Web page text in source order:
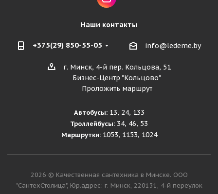
Наши контакты
+375(29) 850-55-05 info@ledeme.by
г. Минск, 4-й пер. Кольцова, 51
Бизнес-Центр "Кольцово"
Проложить маршрут
Автобусы:13, 24, 133
Троллейбусы: 34, 46, 53
Маршрутки:1053, 1153, 1024
2026 © Качественная сантехника в Минске. ООО
"СантехСтолица", Юр.адрес: г. Минск, 220131, 4-й переулок